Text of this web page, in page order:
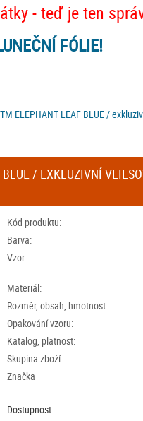
- teď je ten
FÓLIE!
ELEPHANT LEAF BLUE /
/ EXKLUZIVNÍ
Kód produktu:
Barva:
Vzor:
Materiál:
Rozměr, obsah, hmotnost:
Opakování vzoru:
Katalog, platnost:
Skupina zboží:
Značka
Dostupnost: